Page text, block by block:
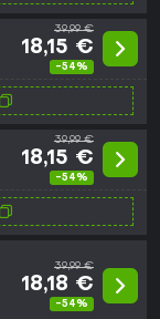
39,99 €
18,15 €
-54%
39,99 €
18,15 €
-54%
39,99 €
18,18 €
-54%